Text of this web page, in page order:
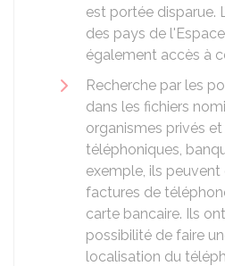
est portée disparue.
des pays de
également accès à
Recherche par les
dans les fichiers
organismes privés
téléphoniques,
exemple, ils
factures de
carte bancaire. Ils
possibilité de faire
localisation du